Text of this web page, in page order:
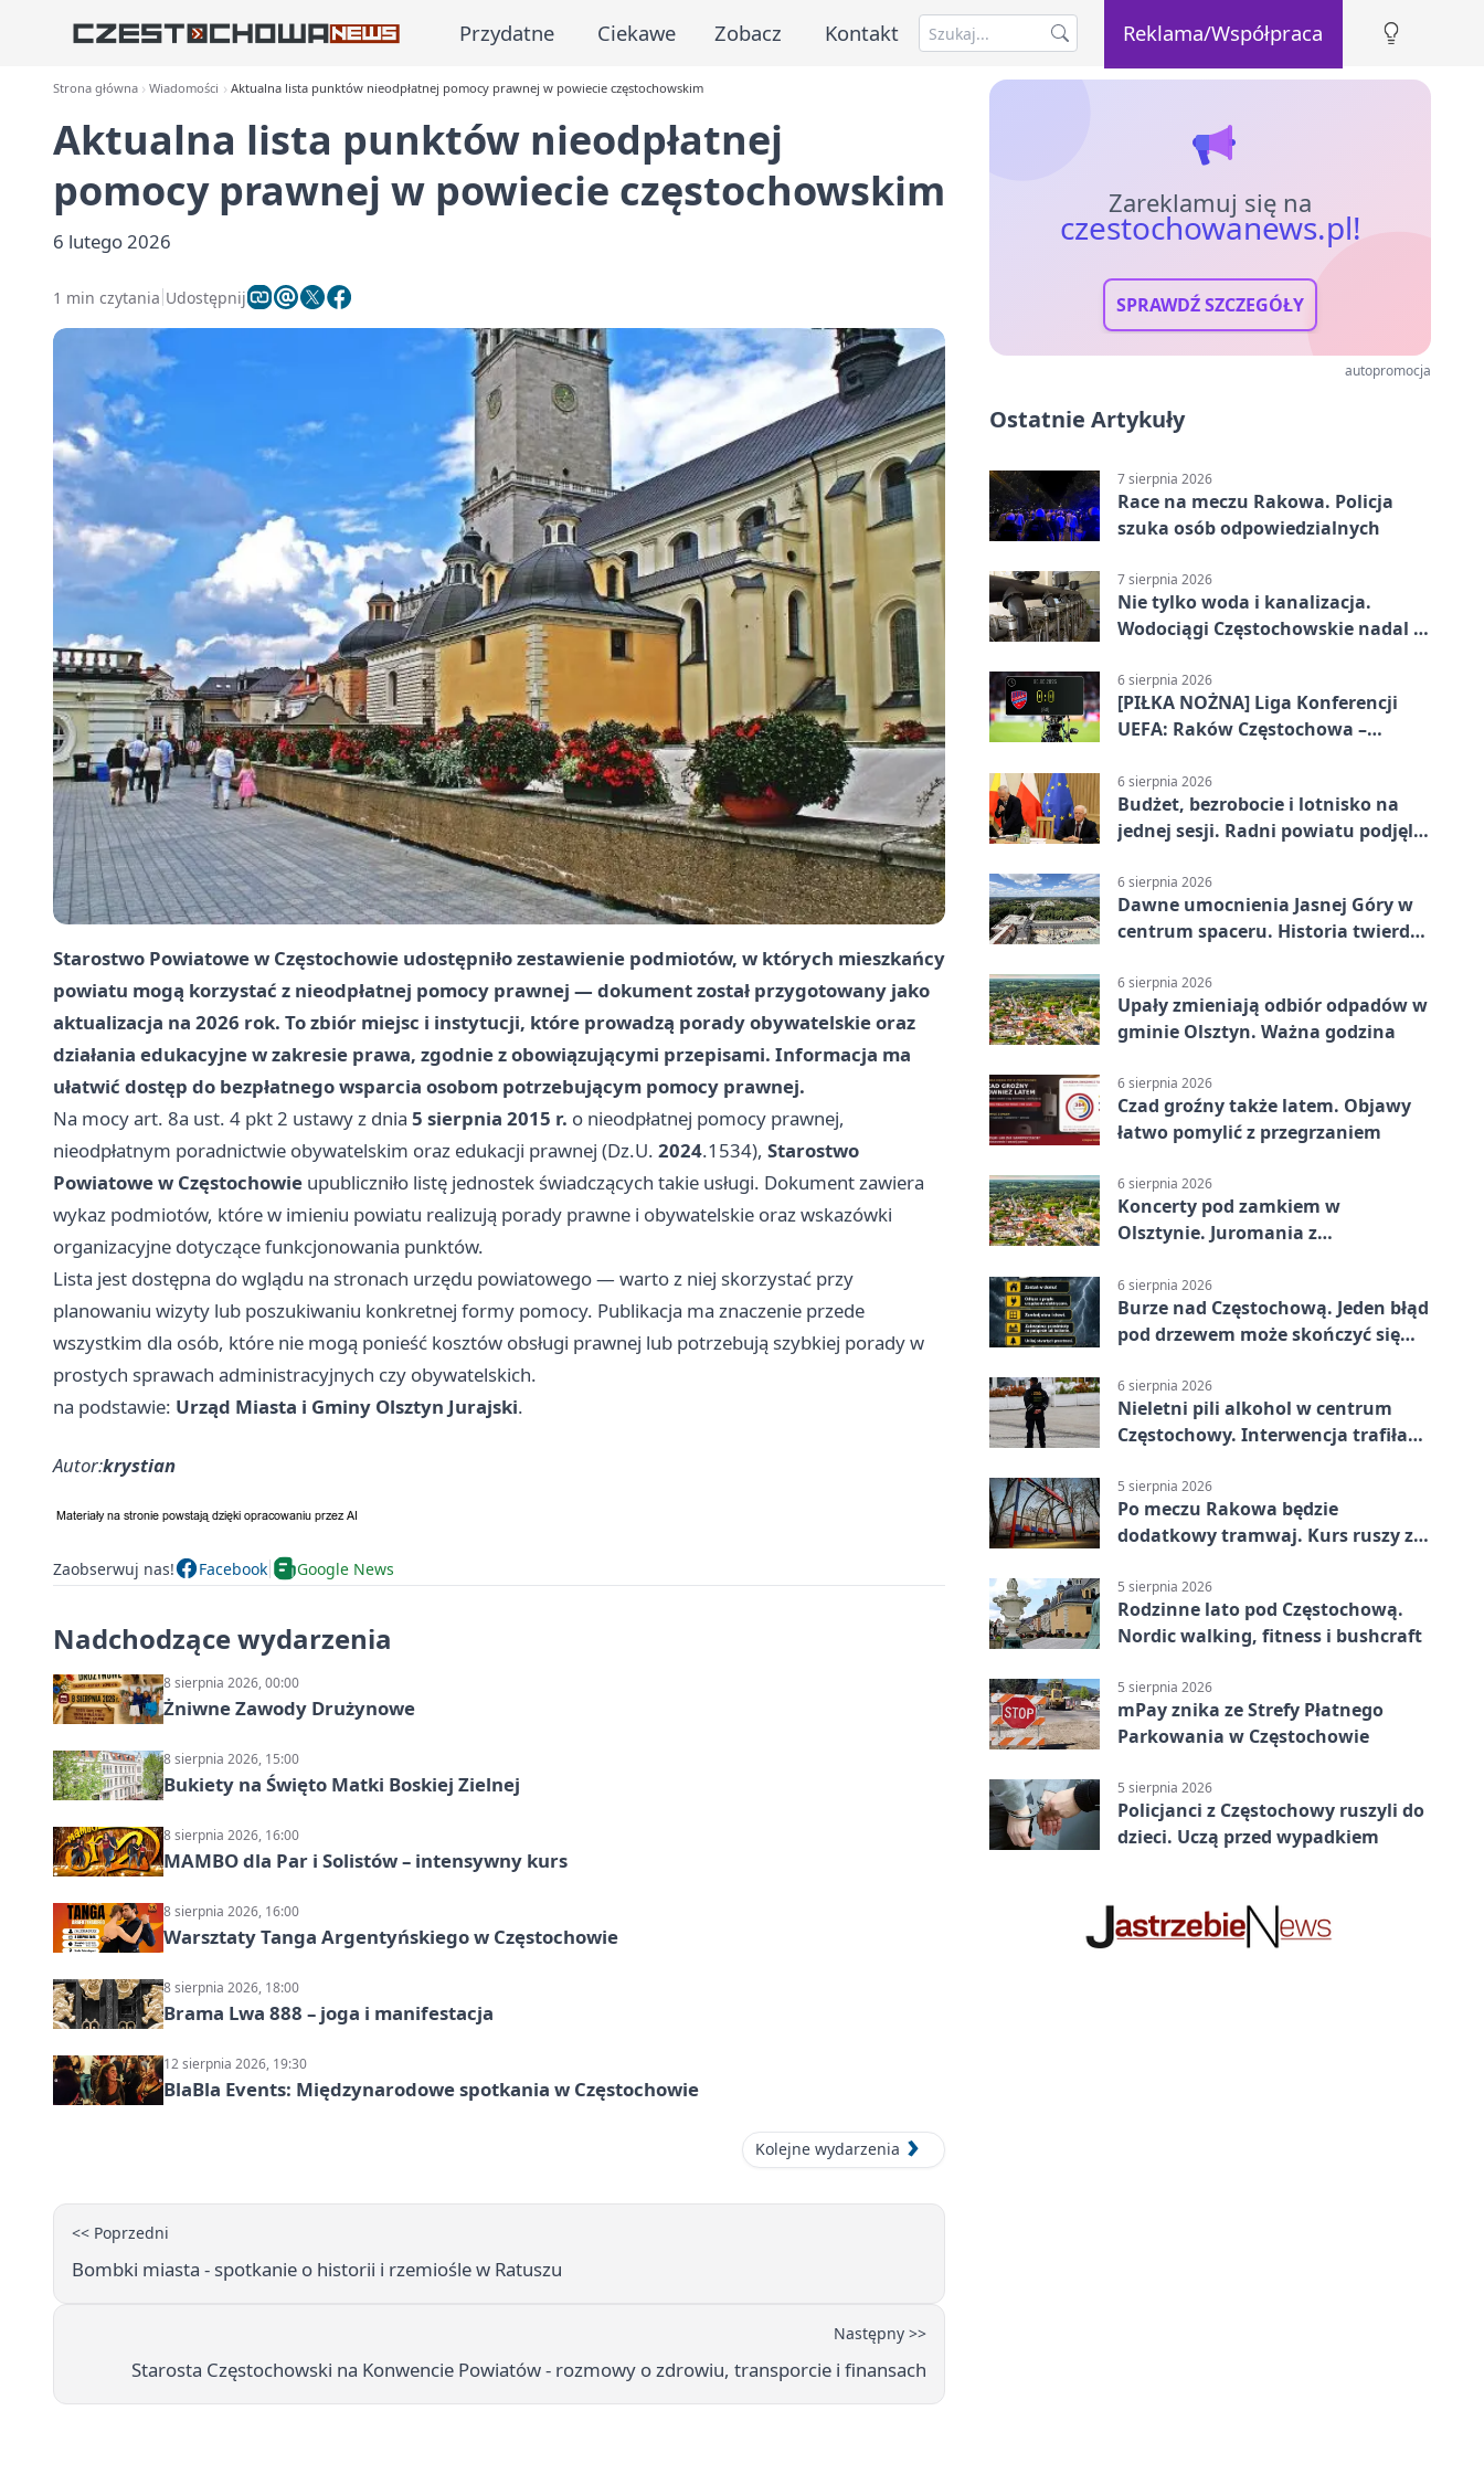
Przydatne Ciekawe Zobacz Kontakt Reklama/Współpraca
Strona główna Wiadomości Aktualna lista punktów nieodpłatnej pomocy prawnej w powiecie częstochowskim
Aktualna lista punktów nieodpłatnej
pomocy prawnej w powiecie częstochowskim
6 lutego 2026
1 min czytania Udostępnij
Starostwo Powiatowe w Częstochowie udostępniło zestawienie podmiotów, w których mieszkańcy
powiatu mogą korzystać z nieodpłatnej pomocy prawnej — dokument został przygotowany jako
aktualizacja na 2026 rok. To zbiór miejsc i instytucji, które prowadzą porady obywatelskie oraz
działania edukacyjne w zakresie prawa, zgodnie z obowiązującymi przepisami. Informacja ma
ułatwić dostęp do bezpłatnego wsparcia osobom potrzebującym pomocy prawnej.
Na mocy art. 8a ust. 4 pkt 2 ustawy z dnia 5 sierpnia 2015 r. o nieodpłatnej pomocy prawnej,
nieodpłatnym poradnictwie obywatelskim oraz edukacji prawnej (Dz.U. 2024.1534), Starostwo
Powiatowe w Częstochowie upubliczniło listę jednostek świadczących takie usługi. Dokument zawiera
wykaz podmiotów, które w imieniu powiatu realizują porady prawne i obywatelskie oraz wskazówki
organizacyjne dotyczące funkcjonowania punktów.
Lista jest dostępna do wglądu na stronach urzędu powiatowego — warto z niej skorzystać przy
planowaniu wizyty lub poszukiwaniu konkretnej formy pomocy. Publikacja ma znaczenie przede
wszystkim dla osób, które nie mogą ponieść kosztów obsługi prawnej lub potrzebują szybkiej porady w
prostych sprawach administracyjnych czy obywatelskich.
na podstawie: Urząd Miasta i Gminy Olsztyn Jurajski.
Autor:krystian
Zaobserwuj nas! Facebook Google News
Nadchodzące wydarzenia
8 sierpnia 2026, 00:00
Żniwne Zawody Drużynowe
8 sierpnia 2026, 15:00
Bukiety na Święto Matki Boskiej Zielnej
8 sierpnia 2026, 16:00
MAMBO dla Par i Solistów – intensywny kurs
8 sierpnia 2026, 16:00
Warsztaty Tanga Argentyńskiego w Częstochowie
8 sierpnia 2026, 18:00
Brama Lwa 888 – joga i manifestacja
12 sierpnia 2026, 19:30
BlaBla Events: Międzynarodowe spotkania w Częstochowie
Kolejne wydarzenia
<< Poprzedni
Bombki miasta - spotkanie o historii i rzemiośle w Ratuszu
Następny >>
Starosta Częstochowski na Konwencie Powiatów - rozmowy o zdrowiu, transporcie i finansach
Zareklamuj się na
czestochowanews.pl!
SPRAWDŹ SZCZEGÓŁY
autopromocja
Ostatnie Artykuły
7 sierpnia 2026
Race na meczu Rakowa. Policja
szuka osób odpowiedzialnych
7 sierpnia 2026
Nie tylko woda i kanalizacja.
Wodociągi Częstochowskie nadal w
6 sierpnia 2026
[PIŁKA NOŻNA] Liga Konferencji
UEFA: Raków Częstochowa –
meczu III rundy eliminacji
6 sierpnia 2026
Budżet, bezrobocie i lotnisko na
jednej sesji. Radni powiatu podjęli
6 sierpnia 2026
Dawne umocnienia Jasnej Góry w
centrum spaceru. Historia twierdzy
6 sierpnia 2026
Upały zmieniają odbiór odpadów w
gminie Olsztyn. Ważna godzina
6 sierpnia 2026
Czad groźny także latem. Objawy
łatwo pomylić z przegrzaniem
6 sierpnia 2026
Koncerty pod zamkiem w
Olsztynie. Juromania z
6 sierpnia 2026
Burze nad Częstochową. Jeden błąd
pod drzewem może skończyć się
6 sierpnia 2026
Nieletni pili alkohol w centrum
Częstochowy. Interwencja trafiła
5 sierpnia 2026
Po meczu Rakowa będzie
dodatkowy tramwaj. Kurs ruszy ze
5 sierpnia 2026
Rodzinne lato pod Częstochową.
Nordic walking, fitness i bushcraft
5 sierpnia 2026
mPay znika ze Strefy Płatnego
Parkowania w Częstochowie
5 sierpnia 2026
Policjanci z Częstochowy ruszyli do
dzieci. Uczą przed wypadkiem